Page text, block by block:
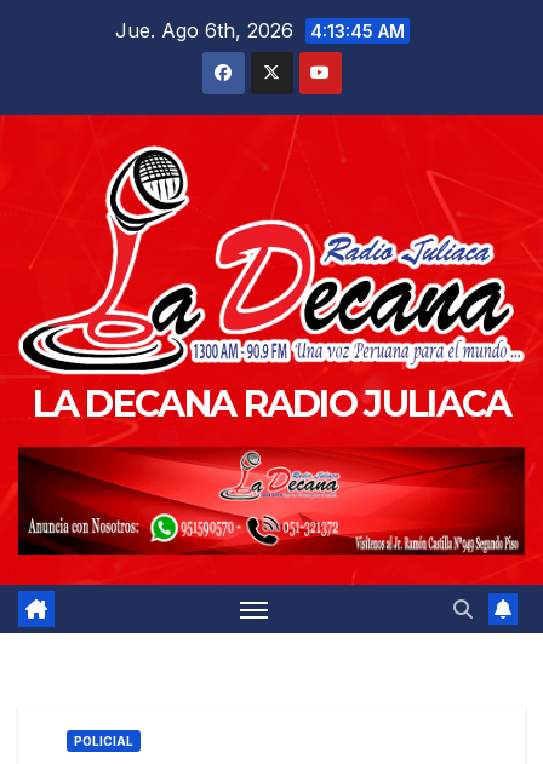
Jue. Ago 6th, 2026 4:13:46 AM
LA DECANA RADIO JULIACA
POLICIAL